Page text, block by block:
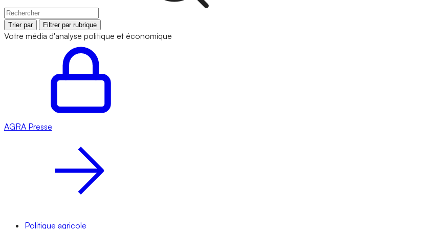
Trier par Filtrer par rubrique
Votre média d'analyse politique et économique
AGRA Presse
Politique agricole